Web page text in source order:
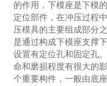
的作用，下模座是下模
定位部件，在冲压过程
压模具的主要组成部分
是通过构成下模座支撑
设置有定位孔和固定孔
命和磨损程度有很大的
个重要构件，一般由底